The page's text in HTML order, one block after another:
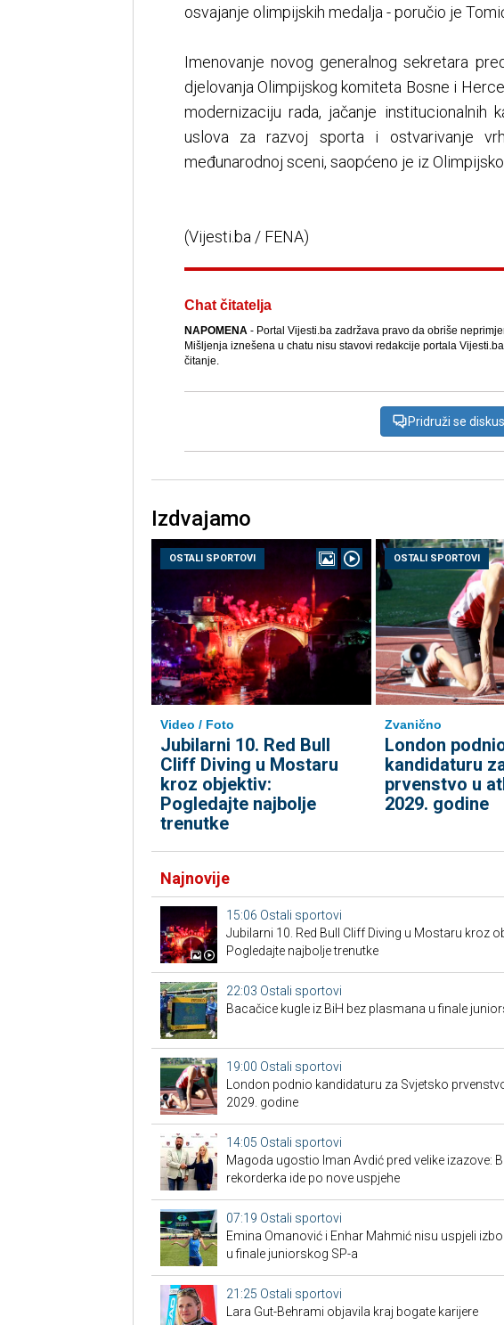
osvajanje olimpijskih medalja - poručio je
Imenovanje novog generalnog sekretara
djelovanja Olimpijskog komiteta Bosne i
modernizaciju rada, jačanje institucionalnih
uslova za razvoj sporta i ostvarivanje
međunarodnoj sceni, saopćeno je iz
(Vijesti.ba / FENA)
Chat čitatelja
NAPOMENA- Portal Vijesti.ba zadržava pravo da obriše
Mišljenja iznešena u chatu nisu stavovi redakcije portala
čitanje.
Pridruži se
Izdvajamo
OSTALI SPORTOVI
Video / Foto
Jubilarni 10. Red Bull
Cliff Diving u Mostaru
kroz objektiv:
Pogledajte najbolje
trenutke
OSTALI SPORTOVI
Zvanično
London
kandidaturu
prvenstvo u
2029. godine
Najnovije
15:06 Ostali sportovi
Jubilarni 10. Red Bull Cliff Diving u Mostaru kroz
Pogledajte najbolje trenutke
22:03 Ostali sportovi
Bacačice kugle iz BiH bez plasmana u finale
19:00 Ostali sportovi
London podnio kandidaturu za Svjetsko
2029. godine
14:05 Ostali sportovi
Magoda ugostio Iman Avdić pred velike izazove:
rekorderka ide po nove uspjehe
07:19 Ostali sportovi
Emina Omanović i Enhar Mahmić nisu uspjeli
u finale juniorskog SP-a
21:25 Ostali sportovi
Lara Gut-Behrami objavila kraj bogate karijere